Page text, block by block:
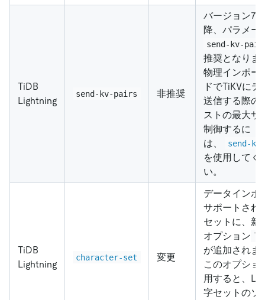
TiDB
Lightning
send-kv-pairs 非推奨
バージョン
降、パラメー
send-kv-
推奨となりま
物理インポー
ドでTiKVにデ
送信する際の
ストの最大サ
制御するに
は、
send-
を使用してく
い。
TiDB
Lightning
character-set 変更
データインポ
サポートされ
セットに、新
オプション
が追加されま
このオプショ
用すると、
字セットのソ